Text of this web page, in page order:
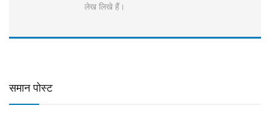
लेख लिखे हैं।
समान पोस्ट